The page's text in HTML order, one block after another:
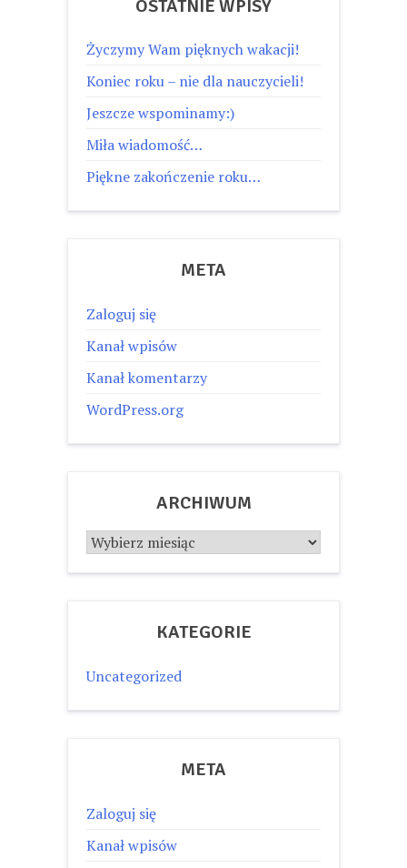
OSTATNIE WPISY
Życzymy Wam pięknych wakacji!
Koniec roku – nie dla nauczycieli!
Jeszcze wspominamy:)
Miła wiadomość…
Piękne zakończenie roku…
META
Zaloguj się
Kanał wpisów
Kanał komentarzy
WordPress.org
ARCHIWUM
Archiwum
KATEGORIE
Uncategorized
META
Zaloguj się
Kanał wpisów